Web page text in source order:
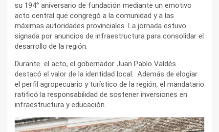
su 194° aniversario de fundación mediante un emotivo
acto central que congregó a la comunidad y a las
máximas autoridades provinciales. La jornada estuvo
signada por anuncios de infraestructura para consolidar el
desarrollo de la región.
Durante el acto, el gobernador Juan Pablo Valdés
destacó el valor de la identidad local. Además de elogiar
el perfil agropecuario y turístico de la región, el mandatario
ratificó la responsabilidad de sostener inversiones en
infraestructura y educación.